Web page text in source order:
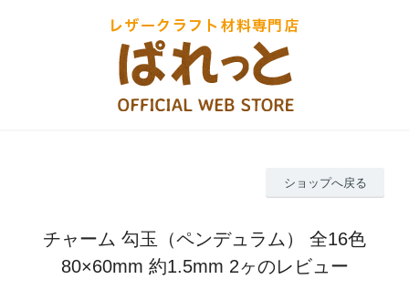
ショップへ戻る
チャーム 勾玉（ペンデュラム） 全16色
80×60mm 約1.5mm 2ヶのレビュー